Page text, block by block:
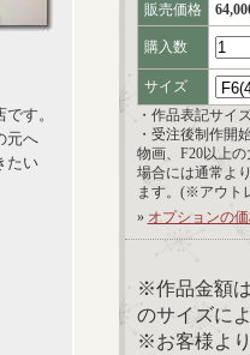
す。
元へ
たい
販売価格
購入数
サイズ
・作品表記サイ
・受注後制作開
物画、F20以上
場合には通常よ
ます。(※アウト
» オプションの
※作品金額
のサイズに
※お客様よ